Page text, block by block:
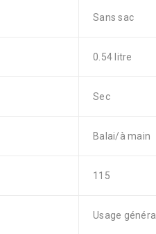
Sans sac
0.54 litre
Sec
Balai/à main
115
Usage général